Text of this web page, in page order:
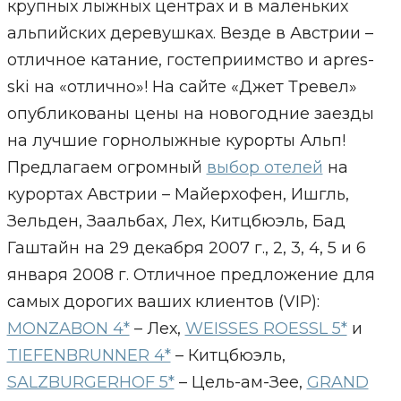
крупных лыжных центрах и в маленьких
альпийских деревушках. Везде в Австрии –
отличное катание, гостеприимство и apres-
ski на «отлично»! На сайте «Джет Тревел»
опубликованы цены на новогодние заезды
на лучшие горнолыжные курорты Альп!
Предлагаем огромный выбор отелей на
курортах Австрии – Майерхофен, Ишгль,
Зельден, Заальбах, Лех, Китцбюэль, Бад
Гаштайн на 29 декабря 2007 г., 2, 3, 4, 5 и 6
января 2008 г. Отличное предложение для
самых дорогих ваших клиентов (VIP):
MONZABON 4*– Лех, WEISSES ROESSL 5*и
TIEFENBRUNNER 4*– Китцбюэль,
SALZBURGERHOF 5*– Цель-ам-Зее, GRAND